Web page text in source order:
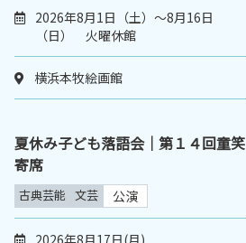
2026年8月1日（土）～8月16日
（日） 火曜休館
横浜本牧絵画館
夏休み子ども落語会｜第１４回童笑
寄席
古典芸能 文芸 公演